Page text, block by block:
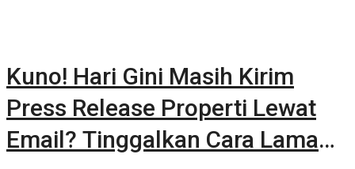
Kuno! Hari Gini Masih Kirim
Press Release Properti Lewat
Email? Tinggalkan Cara Lama